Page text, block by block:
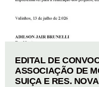
EDITAL DE
ASSOCIAÇÃO DE
SUIÇA E RES.